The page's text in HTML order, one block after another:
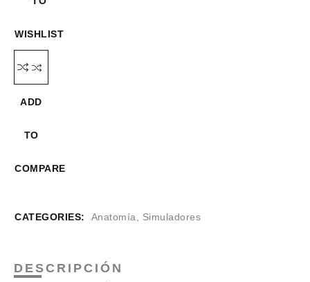
WISHLIST
ADD
TO
COMPARE
CATEGORIES: Anatomía Simuladores
DESCRIPCIÓN